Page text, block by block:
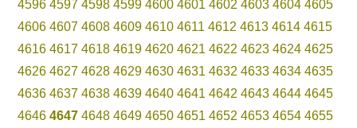
4596 4597 4598 4599 4600 4601 4602 4603 4604 4605
4606 4607 4608 4609 4610 4611 4612 4613 4614 4615
4616 4617 4618 4619 4620 4621 4622 4623 4624 4625
4626 4627 4628 4629 4630 4631 4632 4633 4634 4635
4636 4637 4638 4639 4640 4641 4642 4643 4644 4645
4646 4647 4648 4649 4650 4651 4652 4653 4654 4655